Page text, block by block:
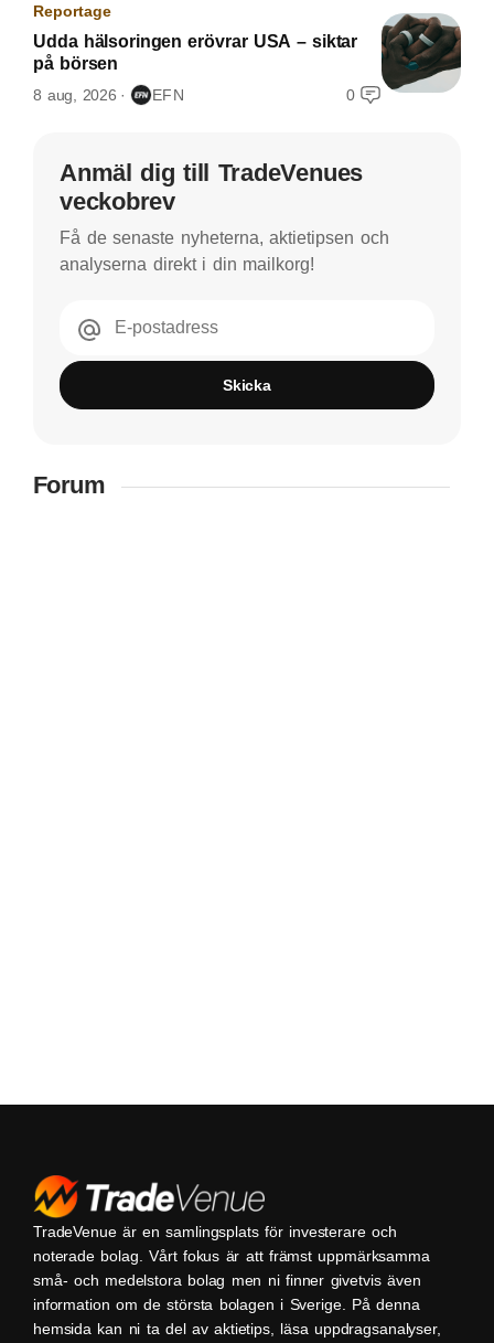
Reportage
Udda hälsoringen erövrar USA – siktar
på börsen
8 aug, 2026 EFN 0
Anmäl dig till TradeVenues
veckobrev
Få de senaste nyheterna, aktietipsen och
analyserna direkt i din mailkorg!
E-postadress
Skicka
Forum
TradeVenue är en samlingsplats för investerare och
noterade bolag. Vårt fokus är att främst uppmärksamma
små- och medelstora bolag men ni finner givetvis även
information om de största bolagen i Sverige. På denna
hemsida kan ni ta del av aktietips, läsa uppdragsanalyser,